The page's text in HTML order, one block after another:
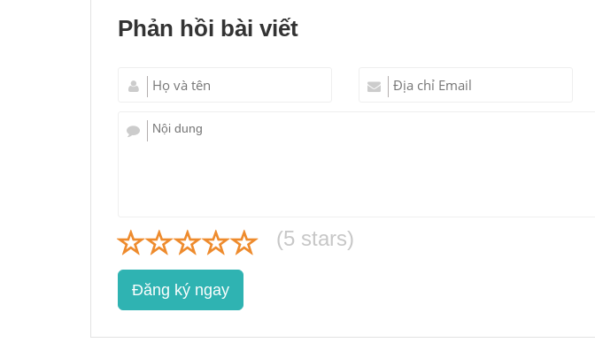
Phản hồi bài viết
(5 stars)
Đăng ký ngay